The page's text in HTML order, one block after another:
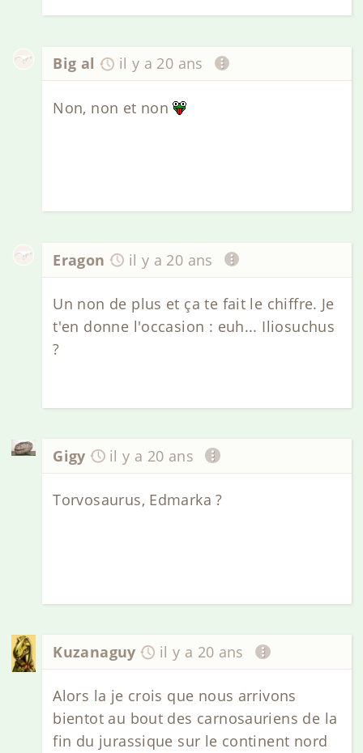
Big al il y a 20 ans
Non, non et non
Eragon il y a 20 ans
Un non de plus et ça te fait le chiffre. Je
t'en donne l'occasion : euh... Iliosuchus
?
Gigy il y a 20 ans
Torvosaurus, Edmarka ?
Kuzanaguy il y a 20 ans
Alors la je crois que nous arrivons
bientot au bout des carnosauriens de la
fin du jurassique sur le continent nord